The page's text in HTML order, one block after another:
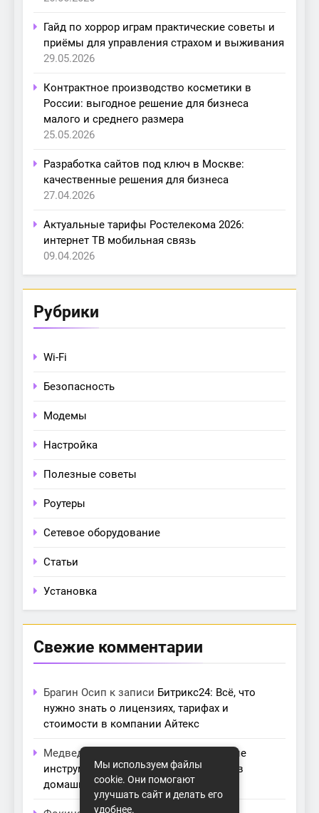
Гайд по хоррор играм практические советы и
приёмы для управления страхом и выживания
29.05.2026
Контрактное производство косметики в
России: выгодное решение для бизнеса
малого и среднего размера
25.05.2026
Разработка сайтов под ключ в Москве:
качественные решения для бизнеса
27.04.2026
Актуальные тарифы Ростелекома 2026:
интернет ТВ мобильная связь
09.04.2026
Рубрики
Wi-Fi
Безопасность
Модемы
Настройка
Полезные советы
Роутеры
Сетевое оборудование
Статьи
Установка
Свежие комментарии
Брагин Осип к записи Битрикс24: Всё, что
нужно знать о лицензиях, тарифах и
стоимости в компании Айтекс
Медведева Амалия
Основные
инструменты для создания серверов в
домашних условиях
Мы используем файлы
cookie. Они помогают
улучшать сайт и делать его
удобнее.